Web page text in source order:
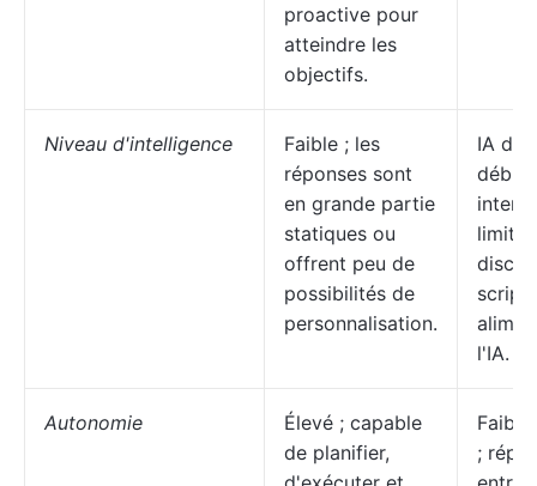
proactive pour
atteindre les
objectifs.
Niveau d'intelligence
Faible ; les
réponses sont
en grande partie
statiques ou
offrent peu de
possibilités de
personnalisation.
IA de
limité
l'IA.
Autonomie
Élevé ; capable
de planifier,
;